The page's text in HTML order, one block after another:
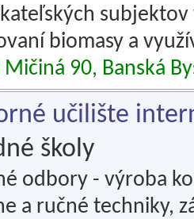
biomasy a
Mičiná 90, Banská
učilište
školy
odbory - výroba
a ručné techniky,